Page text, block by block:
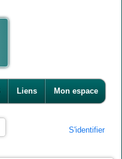
Liens Mon espace
S'identifier